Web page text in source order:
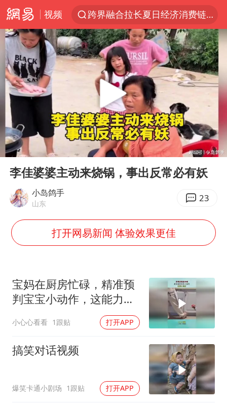
视频
白海豚预计将在浙江苍南到三门一带登陆
四川宜宾5.5级地震后余震为何不断
2026年7月份居民消费价格同比上涨0.5%
伯克希尔净买入约200亿美元股票
“伊斯兰版北约”出现
武契奇会见泽连斯基有何意图
上海中心城区暴雨预警由橙变红
台铃电动车仅骑一年就断电趴窝
白海豚5次眼壁置换
上海大部迎大暴雨
日本连续发生两次地震
方桃子代言广告视频已下架
白海豚在海上打了个结
Play
05:07
李佳婆婆主动来烧锅，事出反常必有妖
小岛鸽手
山东 23
打开网易新闻 体验效果更佳
宝妈在厨房忙碌，精准预
判宝宝小动作，这能力满
小心心看看 1跟贴 打开APP
搞笑对话视频
爆笑卡通小剧场 1跟贴 打开APP